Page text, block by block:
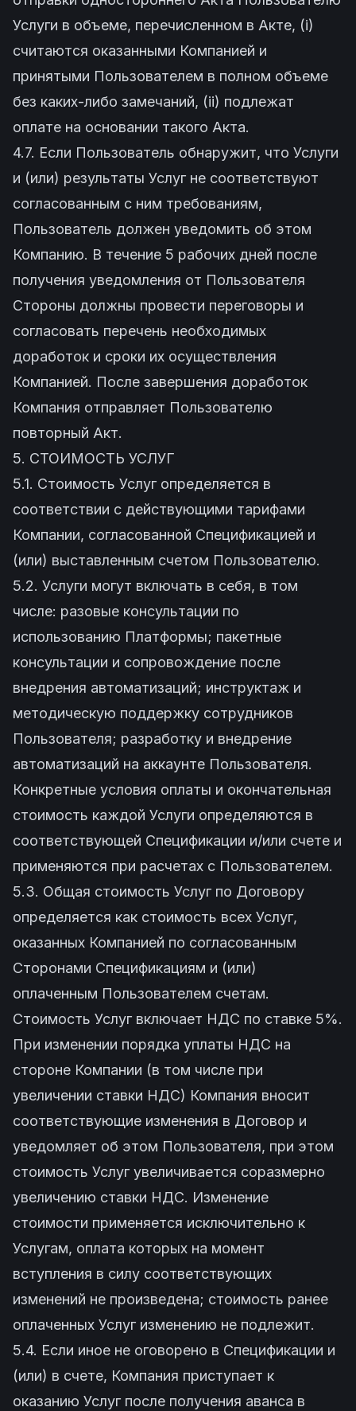
Услуги в объеме, перечисленном в Акте, (i)
считаются оказанными Компанией и
принятыми Пользователем в полном объеме
без каких-либо замечаний, (ii) подлежат
оплате на основании такого Акта.
4.7. Если Пользователь обнаружит, что Услуги
и (или) результаты Услуг не соответствуют
согласованным с ним требованиям,
Пользователь должен уведомить об этом
Компанию. В течение 5 рабочих дней после
получения уведомления от Пользователя
Стороны должны провести переговоры и
согласовать перечень необходимых
доработок и сроки их осуществления
Компанией. После завершения доработок
Компания отправляет Пользователю
повторный Акт.
5. СТОИМОСТЬ УСЛУГ
5.1. Стоимость Услуг определяется в
соответствии с действующими тарифами
Компании, согласованной Спецификацией и
(или) выставленным счетом Пользователю.
5.2. Услуги могут включать в себя, в том
числе: разовые консультации по
использованию Платформы; пакетные
консультации и сопровождение после
внедрения автоматизаций; инструктаж и
методическую поддержку сотрудников
Пользователя; разработку и внедрение
автоматизаций на аккаунте Пользователя.
Конкретные условия оплаты и окончательная
стоимость каждой Услуги определяются в
соответствующей Спецификации и/или счете и
применяются при расчетах с Пользователем.
5.3. Общая стоимость Услуг по Договору
определяется как стоимость всех Услуг,
оказанных Компанией по согласованным
Сторонами Спецификациям и (или)
оплаченным Пользователем счетам.
Стоимость Услуг включает НДС по ставке 5%.
При изменении порядка уплаты НДС на
стороне Компании (в том числе при
увеличении ставки НДС) Компания вносит
соответствующие изменения в Договор и
уведомляет об этом Пользователя, при этом
стоимость Услуг увеличивается соразмерно
увеличению ставки НДС. Изменение
стоимости применяется исключительно к
Услугам, оплата которых на момент
вступления в силу соответствующих
изменений не произведена; стоимость ранее
оплаченных Услуг изменению не подлежит.
5.4. Если иное не оговорено в Спецификации и
(или) в счете, Компания приступает к
оказанию Услуг после получения аванса в